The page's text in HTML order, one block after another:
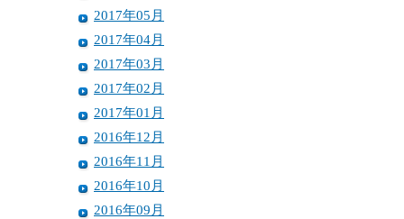
2017年05月
2017年04月
2017年03月
2017年02月
2017年01月
2016年12月
2016年11月
2016年10月
2016年09月